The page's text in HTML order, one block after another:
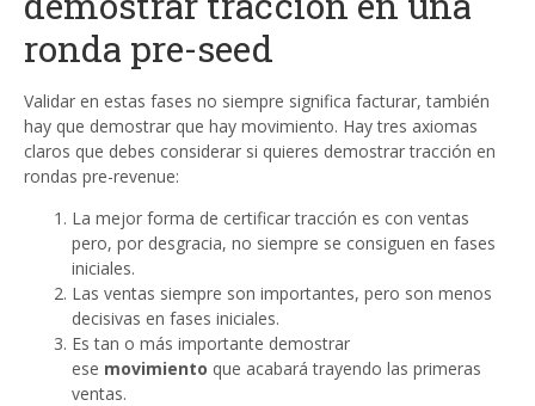
ronda pre-seed
Validar en estas fases no siempre significa facturar, también
hay que demostrar que hay movimiento. Hay tres axiomas
claros que debes considerar si quieres demostrar tracción en
rondas pre-revenue:
La mejor forma de certificar tracción es con ventas
pero, por desgracia, no siempre se consiguen en fases
iniciales.
Las ventas siempre son importantes, pero son menos
decisivas en fases iniciales.
Es tan o más importante demostrar
ese movimiento que acabará trayendo las primeras
ventas.